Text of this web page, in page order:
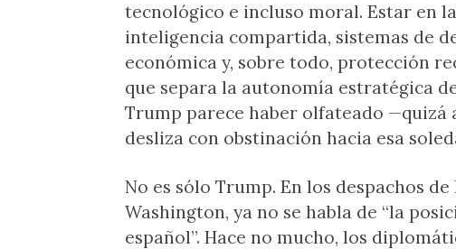
tecnológico e incluso moral. Estar en
inteligencia compartida, sistemas de
económica y, sobre todo, protección
que separa la autonomía estratégica
Trump parece haber olfateado —quizá
desliza con obstinación hacia esa
No es sólo Trump. En los despachos
Washington, ya no se habla de “la
español”. Hace no mucho, los